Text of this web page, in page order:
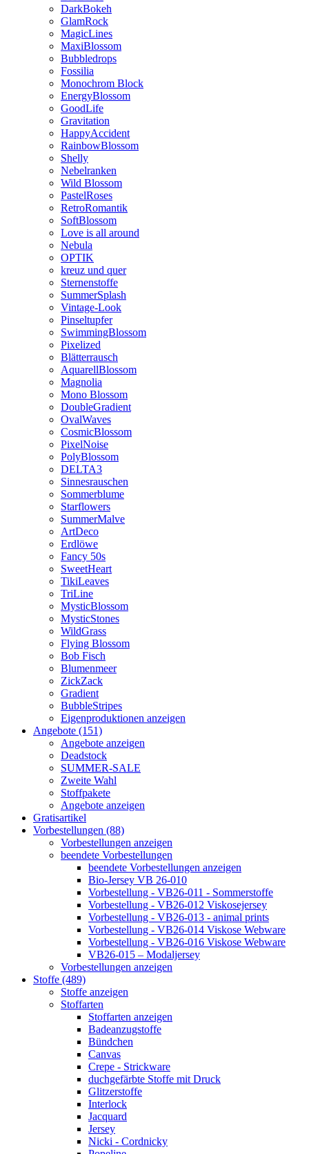
DarkBokeh
GlamRock
MagicLines
MaxiBlossom
Bubbledrops
Fossilia
Monochrom Block
EnergyBlossom
GoodLife
Gravitation
HappyAccident
RainbowBlossom
Shelly
Nebelranken
Wild Blossom
PastelRoses
RetroRomantik
SoftBlossom
Love is all around
Nebula
OPTIK
kreuz und quer
Sternenstoffe
SummerSplash
Vintage-Look
Pinseltupfer
SwimmingBlossom
Pixelized
Blätterrausch
AquarellBlossom
Magnolia
Mono Blossom
DoubleGradient
OvalWaves
CosmicBlossom
PixelNoise
PolyBlossom
DELTA3
Sinnesrauschen
Sommerblume
Starflowers
SummerMalve
ArtDeco
Erdlöwe
Fancy 50s
SweetHeart
TikiLeaves
TriLine
MysticBlossom
MysticStones
WildGrass
Flying Blossom
Bob Fisch
Blumenmeer
ZickZack
Gradient
BubbleStripes
Eigenproduktionen anzeigen
Angebote (151)
Angebote anzeigen
Deadstock
SUMMER-SALE
Zweite Wahl
Stoffpakete
Angebote anzeigen
Gratisartikel
Vorbestellungen (88)
Vorbestellungen anzeigen
beendete Vorbestellungen
beendete Vorbestellungen anzeigen
Bio-Jersey VB 26-010
Vorbestellung - VB26-011 - Sommerstoffe
Vorbestellung - VB26-012 Viskosejersey
Vorbestellung - VB26-013 - animal prints
Vorbestellung - VB26-014 Viskose Webware
Vorbestellung - VB26-016 Viskose Webware
VB26-015 – Modaljersey
Vorbestellungen anzeigen
Stoffe (489)
Stoffe anzeigen
Stoffarten
Stoffarten anzeigen
Badeanzugstoffe
Bündchen
Canvas
Crepe - Strickware
duchgefärbte Stoffe mit Druck
Glitzerstoffe
Interlock
Jacquard
Jersey
Nicki - Cordnicky